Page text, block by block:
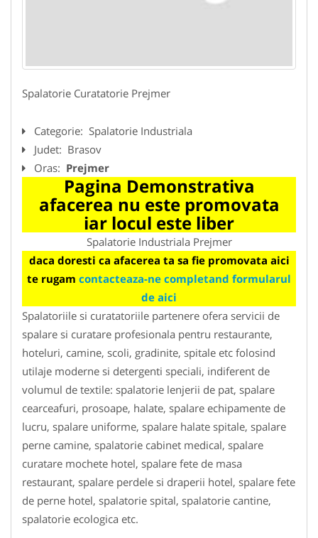
Spalatorie Curatatorie Prejmer
Categorie: Spalatorie Industriala
Judet: Brasov
Oras: Prejmer
Pagina Demonstrativa
afacerea nu este promovata
iar locul este liber
Spalatorie Industriala Prejmer
daca doresti ca afacerea ta sa fie promovata aici
te rugam contacteaza-ne completand formularul
de aici
Spalatoriile si curatatoriile partenere ofera servicii de
spalare si curatare profesionala pentru restaurante,
hoteluri, camine, scoli, gradinite, spitale etc folosind
utilaje moderne si detergenti speciali, indiferent de
volumul de textile: spalatorie lenjerii de pat, spalare
cearceafuri, prosoape, halate, spalare echipamente de
lucru, spalare uniforme, spalare halate spitale, spalare
perne camine, spalatorie cabinet medical, spalare
curatare mochete hotel, spalare fete de masa
restaurant, spalare perdele si draperii hotel, spalare fete
de perne hotel, spalatorie spital, spalatorie cantine,
spalatorie ecologica etc.